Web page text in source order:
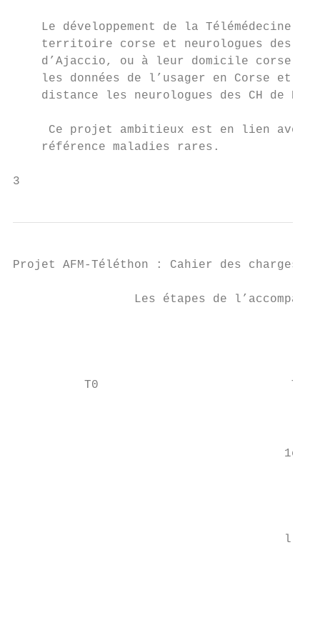
Le développement de la Télémédecine
territoire corse et neurologues des
d’Ajaccio, ou à leur domicile corse,
les données de l’usager en Corse et
distance les neurologues des CH de
Ce projet ambitieux est en lien avec
    référence maladies rares.
3
Projet AFM-Téléthon : Cahier des charges -
Les étapes de
T0
1er